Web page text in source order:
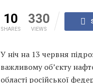
10
SHARES
330
VIEWS
У ніч на 13 червня
важливому об’єкту
області російської